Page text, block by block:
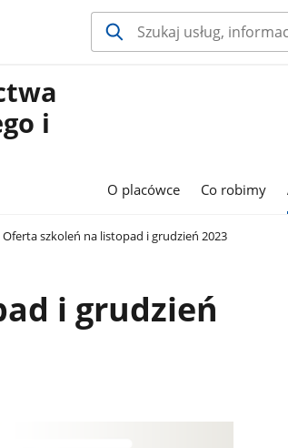
i
O placówce Co robimy
Oferta szkoleń na listopad i grudzień 2023
i grudzień